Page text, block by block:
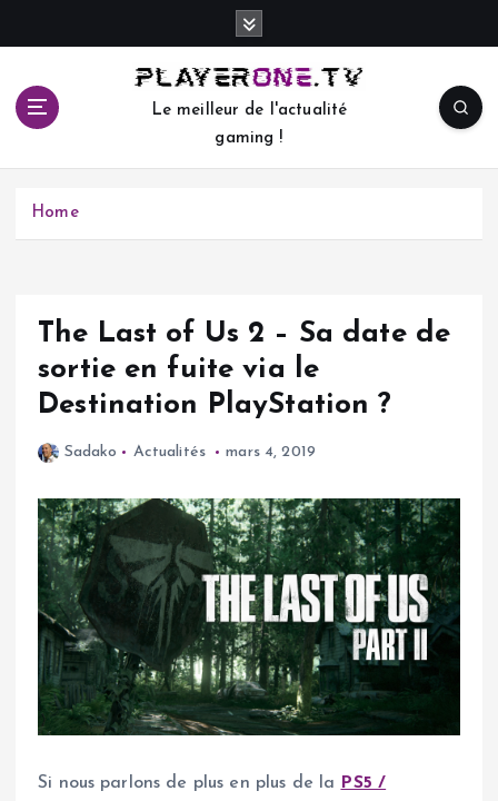
c
Le meilleur de l'actualité
gaming !
Home
The Last of Us 2 – Sa date de
sortie en fuite via le
Destination PlayStation ?
Sadako Actualités mars 4, 2019
Si nous parlons de plus en plus de la PS5 /